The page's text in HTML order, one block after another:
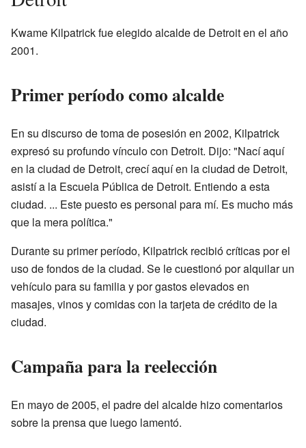
Kwame Kilpatrick fue elegido alcalde de Detroit en el año
2001.
Primer período como alcalde
En su discurso de toma de posesión en 2002, Kilpatrick
expresó su profundo vínculo con Detroit. Dijo: "Nací aquí
en la ciudad de Detroit, crecí aquí en la ciudad de Detroit,
asistí a la Escuela Pública de Detroit. Entiendo a esta
ciudad. ... Este puesto es personal para mí. Es mucho más
que la mera política."
Durante su primer período, Kilpatrick recibió críticas por el
uso de fondos de la ciudad. Se le cuestionó por alquilar un
vehículo para su familia y por gastos elevados en
masajes, vinos y comidas con la tarjeta de crédito de la
ciudad.
Campaña para la reelección
En mayo de 2005, el padre del alcalde hizo comentarios
sobre la prensa que luego lamentó.